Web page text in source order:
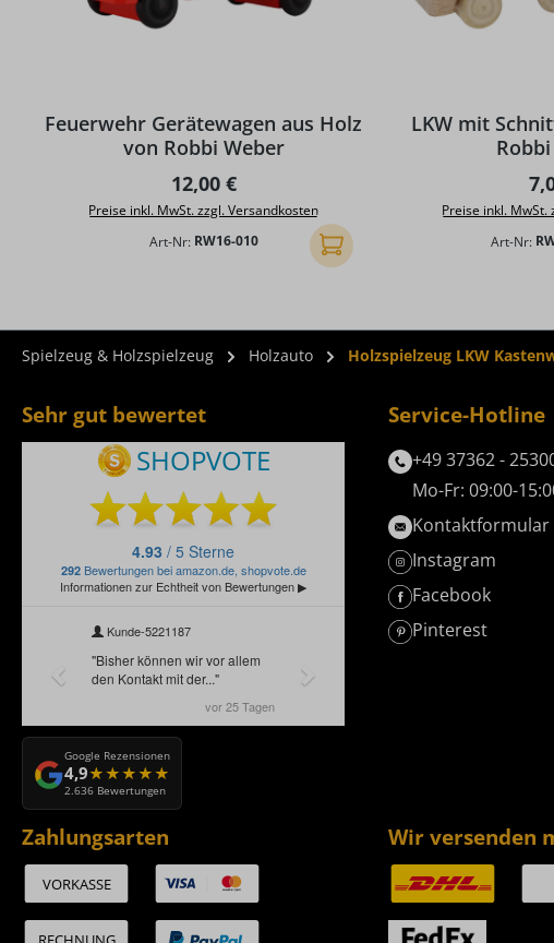
Feuerwehr Gerätewagen aus Holz
von Robbi Weber
Regulärer Preis:
12,00 €
Preise inkl. MwSt. zzgl. Versandkosten
Art-Nr: RW16-010 In den Warenkorb
LKW mit
Preise inkl. MwSt.
Art-Nr:
Spielzeug & Holzspielzeug Holzauto Holzspielzeug LKW
Sehr gut bewertet
Google Rezensionen
4,9
2.636 Bewertungen
Service-Hotline
+49 37362 -
Mo-Fr: 09:00-
Kontaktformular
Instagram
Facebook
Pinterest
Zahlungsarten Wir versenden